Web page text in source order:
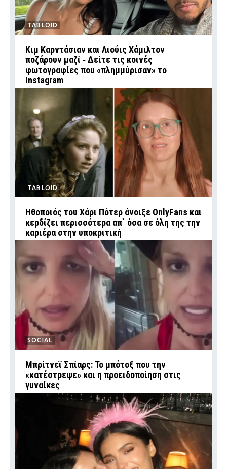
TABLOID
Κιμ Καρντάσιαν και Λιούις Χάμιλτον
ποζάρουν μαζί ‑ Δείτε τις κοινές
φωτογραφίες που «πλημμύρισαν» το
Instagram
TABLOID
Ηθοποιός του Χάρι Πότερ άνοιξε OnlyFans και
κερδίζει περισσότερα απ` όσα σε όλη της την
καριέρα στην υποκριτική
SOCIAL
Μπρίτνεϊ Σπίαρς: Το μπότοξ που την
«κατέστρεψε» και η προειδοποίηση στις
γυναίκες